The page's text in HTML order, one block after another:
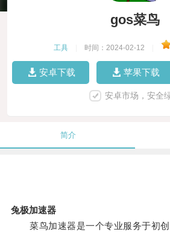
gos菜鸟
工具 时间：2024-02-12
安卓下载 苹果下载
安卓市场，安全
简介
兔极加速器
菜鸟加速器是一个专业服务于初创